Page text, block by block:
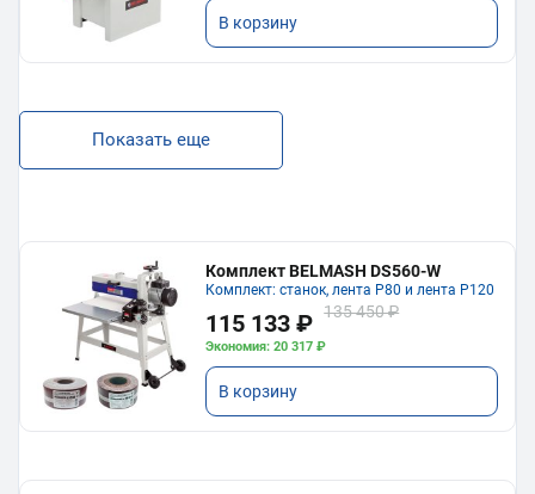
В корзину
Показать еще
Комплект BELMASH DS560-W
Комплект: станок, лента P80 и лента P120
115 133 ₽ 135 450 ₽
Экономия: 20 317 ₽
В корзину